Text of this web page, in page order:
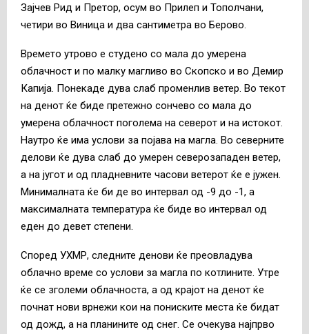
Зајчев Рид и Претор, осум во Прилеп и Тополчани,
четири во Виница и два сантиметра во Берово.
Времето утрово е студено со мала до умерена
облачност и по малку магливо во Скопско и во Демир
Капија. Понекаде дува слаб променлив ветер. Во текот
на денот ќе биде претежно сончево со мала до
умерена облачност поголема на северот и на истокот.
Наутро ќе има услови за појава на магла. Во северните
делови ќе дува слаб до умерен северозападен ветер,
а на југот и од пладневните часови ветерот ќе е јужен.
Минималната ќе би де во интервал од -9 до -1, а
максималната температура ќе биде во интервал од
еден до девет степени.
Според УХМР, следните денови ќе преовладува
облачно време со услови за магла по котлините. Утре
ќе се зголеми облачноста, а од крајот на денот ќе
почнат нови врнежи кои на пониските места ќе бидат
од дожд, а на планините од снег. Се очекува најпрво